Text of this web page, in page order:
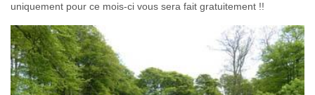
uniquement pour ce mois-ci vous sera fait gratuitement !!